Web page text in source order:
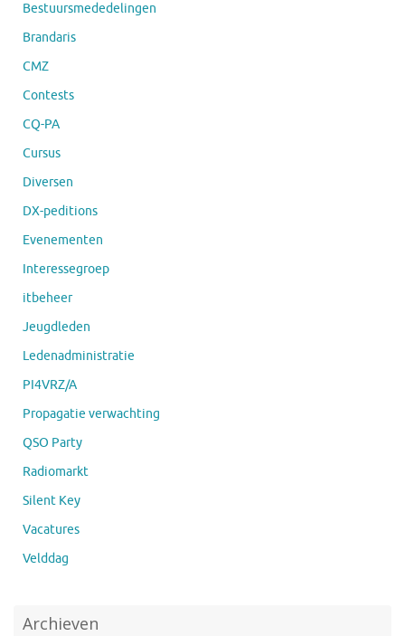
Bestuursmededelingen
Brandaris
CMZ
Contests
CQ-PA
Cursus
Diversen
DX-peditions
Evenementen
Interessegroep
itbeheer
Jeugdleden
Ledenadministratie
PI4VRZ/A
Propagatie verwachting
QSO Party
Radiomarkt
Silent Key
Vacatures
Velddag
Archieven